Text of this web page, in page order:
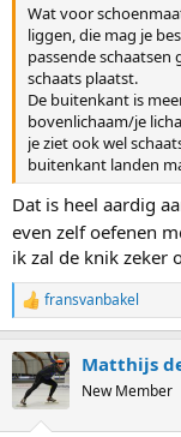
Wat voor
liggen, die mag je
passende schaatsen
schaats plaatst.
De buitenkant is
bovenlichaam/je
je ziet ook wel
buitenkant landen
Dat is heel aardig
even zelf oefenen
ik zal de knik zeker
R
e
c
t
i
fransvanbakel
Matthijs
New Member